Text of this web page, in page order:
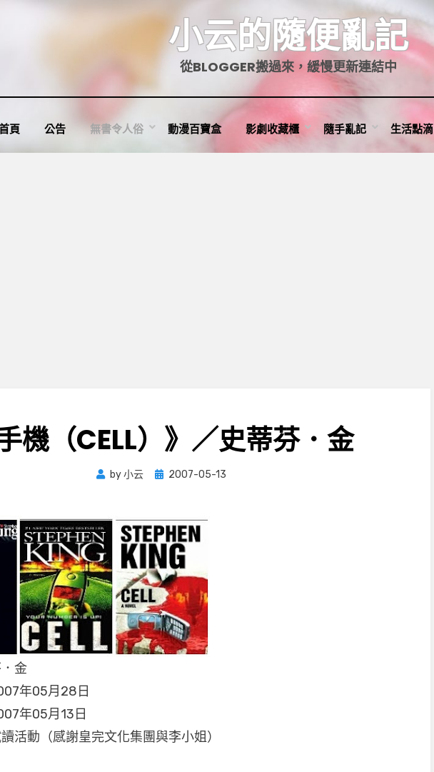
小云的隨便亂記
從BLOGGER搬過來，緩慢更新連結中
頁 公告 無書令人俗 動漫百寶盒 影劇收藏櫃 隨手亂記 生活點滴
手機（CELL）》／史蒂芬．金
by小云
Posted
2007-05-13
金
年05月28日
年05月13日
活動（感謝皇完文化集團與李小姐）